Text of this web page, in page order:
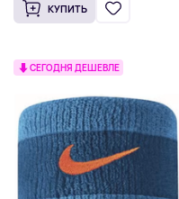
КУПИТЬ
СЕГОДНЯ ДЕШЕВЛЕ